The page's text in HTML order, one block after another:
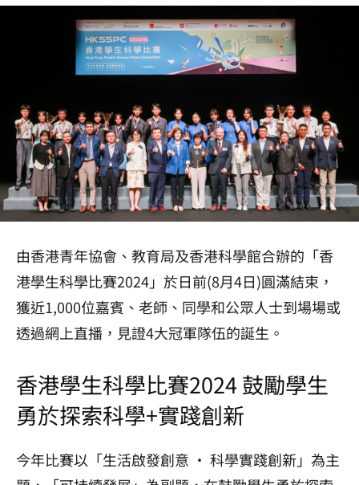
由香港青年協會、教育局及香港科學館合辦的「香
港學生科學比賽2024」於日前(8月4日)圓滿結束，
獲近1,000位嘉賓、老師、同學和公眾人士到場場或
透過網上直播，見證4大冠軍隊伍的誕生。
香港學生科學比賽2024 鼓勵學生
勇於探索科學+實踐創新
今年比賽以「生活啟發創意 · 科學實踐創新」為主